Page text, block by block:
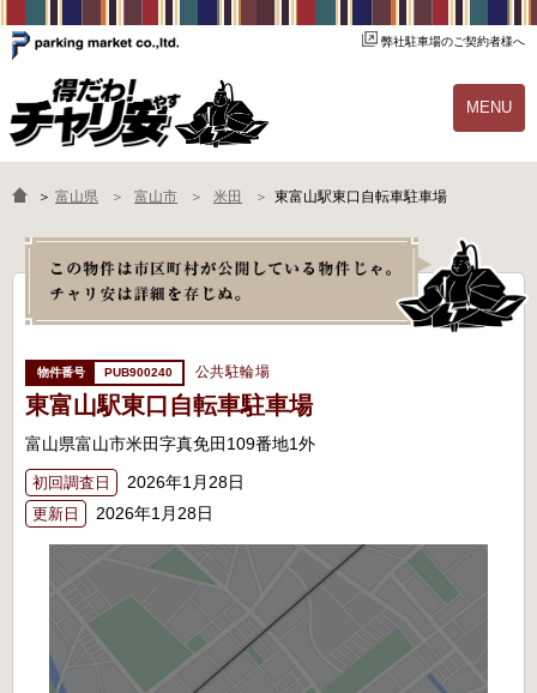
弊社駐車場のご契約者様へ
MENU
物件一覧 ご契約の流れ
よくあるご質問 駐輪場オーナー様へ
＞ 富山県 富山市 米田 東富山駅東口自転車駐車場
PUB900240 公共駐輪場
東富山駅東口自転車駐車場
富山県富山市米田字真免田109番地1外
初回調査日 2026年1月28日
更新日 2026年1月28日